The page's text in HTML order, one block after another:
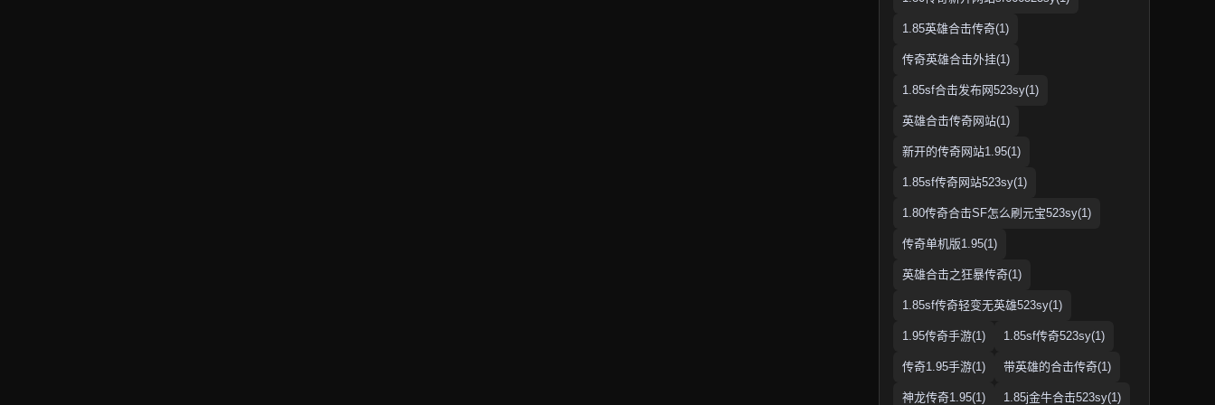
1.85英雄合击传奇(1)
传奇英雄合击外挂(1)
1.85sf合击发布网523sy(1)
英雄合击传奇网站(1)
新开的传奇网站1.95(1)
1.85sf传奇网站523sy(1)
1.80传奇合击SF怎么刷元宝523sy(1)
传奇单机版1.95(1)
英雄合击之狂暴传奇(1)
1.85sf传奇轻变无英雄523sy(1)
1.95传奇手游(1) 1.85sf传奇523sy(1)
传奇1.95手游(1) 带英雄的合击传奇(1)
神龙传奇1.95(1) 1.85j金牛合击523sy(1)